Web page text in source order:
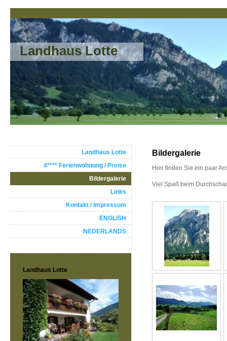
Landhaus Lotte
Bildergalerie
Hier finden Sie ein paar
Viel Spaß beim
Landhaus Lotte
4**** Ferienwohnung / Preise
Bildergalerie
Links
Kontakt / Impressum
ENGLISH
NEDERLANDS
Landhaus Lotte